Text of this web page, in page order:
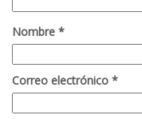
Nombre *
Correo electrónico *